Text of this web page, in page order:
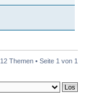
12 Themen • Seite 1 von 1